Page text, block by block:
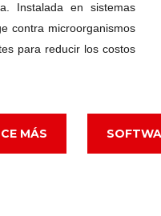
Instalada en sistemas
contra microorganismos
para reducir los costos
MÁS